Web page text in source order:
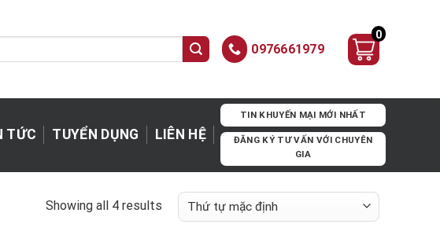
0976661979
0
TỨC TUYỂN DỤNG LIÊN HỆ
TIN KHUYẾN MẠI MỚI NHẤT
ĐĂNG KÝ TƯ VẤN VỚI CHUYÊN
GIA
Showing all 4 results